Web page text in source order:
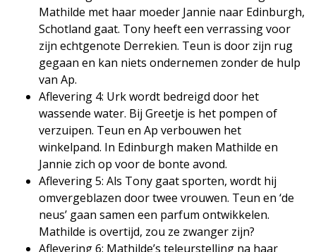
Mathilde met haar moeder Jannie naar Edinburgh,
Schotland gaat. Tony heeft een verrassing voor
zijn echtgenote Derrekien. Teun is door zijn rug
gegaan en kan niets ondernemen zonder de hulp
van Ap.
Aflevering 4: Urk wordt bedreigd door het
wassende water. Bij Greetje is het pompen of
verzuipen. Teun en Ap verbouwen het
winkelpand. In Edinburgh maken Mathilde en
Jannie zich op voor de bonte avond.
Aflevering 5: Als Tony gaat sporten, wordt hij
omvergeblazen door twee vrouwen. Teun en ‘de
neus’ gaan samen een parfum ontwikkelen.
Mathilde is overtijd, zou ze zwanger zijn?
Aflevering 6: Mathilde’s teleurstelling na haar